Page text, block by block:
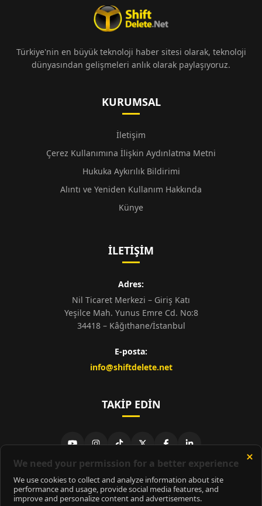
Türkiye'nin en büyük teknoloji haber sitesi olarak, teknoloji
dünyasından gelişmeleri anlık olarak paylaşıyoruz.
KURUMSAL
İletişim
Çerez Kullanımına İlişkin Aydınlatma Metni
Hukuka Aykırılık Bildirimi
Alıntı ve Yeniden Kullanım Hakkında
Künye
İLETIŞIM
Adres:
Nil Ticaret Merkezi – Giriş Katı
Yeşilce Mah. Yunus Emre Cd. No:8
34418 – Kâğıthane/İstanbul
E-posta:
info@shiftdelete.net
TAKIP EDIN